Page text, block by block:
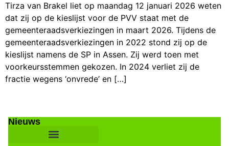
Tirza van Brakel liet op maandag 12 januari 2026 weten
dat zij op de kieslijst voor de PVV staat met de
gemeenteraadsverkiezingen in maart 2026. Tijdens de
gemeenteraadsverkiezingen in 2022 stond zij op de
kieslijst namens de SP in Assen. Zij werd toen met
voorkeursstemmen gekozen. In 2024 verliet zij de
fractie wegens ‘onvrede’ en […]
Nieuws